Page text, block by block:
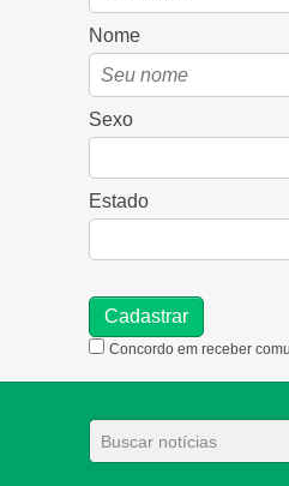
Nome
Sexo
Estado
Concordo em receber